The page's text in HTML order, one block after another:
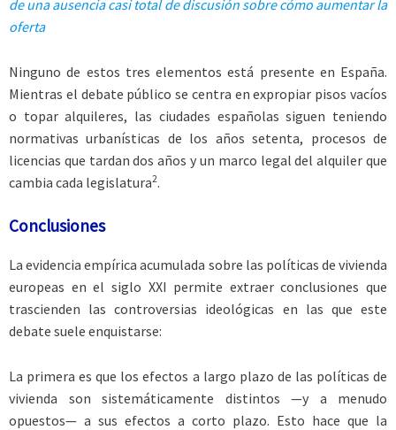
de una ausencia casi total de discusión sobre cómo aumentar la
oferta
Ninguno de estos tres elementos está presente en España.
Mientras el debate público se centra en expropiar pisos vacíos
o topar alquileres, las ciudades españolas siguen teniendo
normativas urbanísticas de los años setenta, procesos de
licencias que tardan dos años y un marco legal del alquiler que
cambia cada legislatura2.
Conclusiones
La evidencia empírica acumulada sobre las políticas de vivienda
europeas en el siglo XXI permite extraer conclusiones que
trascienden las controversias ideológicas en las que este
debate suele enquistarse:
La primera es que los efectos a largo plazo de las políticas de
vivienda son sistemáticamente distintos —y a menudo
opuestos— a sus efectos a corto plazo. Esto hace que la